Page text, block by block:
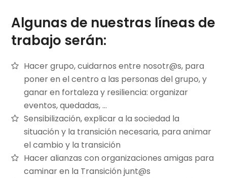
Algunas de nuestras líneas de
trabajo serán:
Hacer grupo, cuidarnos entre nosotr@s, para
poner en el centro a las personas del grupo, y
ganar en fortaleza y resiliencia: organizar
eventos, quedadas, …
Sensibilización, explicar a la sociedad la
situación y la transición necesaria, para animar
el cambio y la transición
Hacer alianzas con organizaciones amigas para
caminar en la Transición junt@s